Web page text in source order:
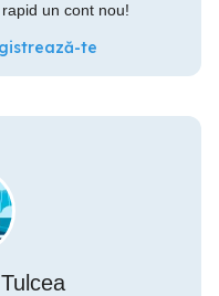
un cont nou!
te